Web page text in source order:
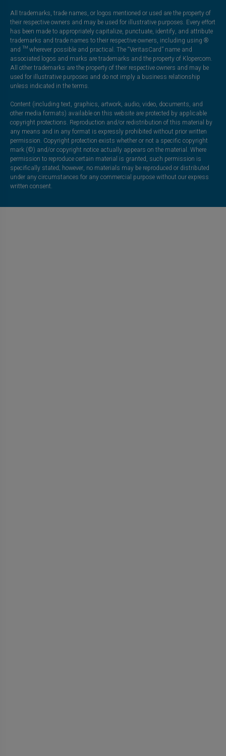
All trademarks, trade names, or logos mentioned or used are the property of
their respective owners and may be used for illustrative purposes. Every effort
has been made to appropriately capitalize, punctuate, identify, and attribute
trademarks and trade names to their respective owners, including using ®
and ™ wherever possible and practical. The “VeritasCard” name and
associated logos and marks are trademarks and the property of Klopercom.
All other trademarks are the property of their respective owners and may be
used for illustrative purposes and do not imply a business relationship
unless indicated in the terms.
Content (including text, graphics, artwork, audio, video, documents, and
other media formats) available on this website are protected by applicable
copyright protections. Reproduction and/or redistribution of this material by
any means and in any format is expressly prohibited without prior written
permission. Copyright protection exists whether or not a specific copyright
mark (©) and/or copyright notice actually appears on the material. Where
permission to reproduce certain material is granted, such permission is
specifically stated; however, no materials may be reproduced or distributed
under any circumstances for any commercial purpose without our express
written consent.